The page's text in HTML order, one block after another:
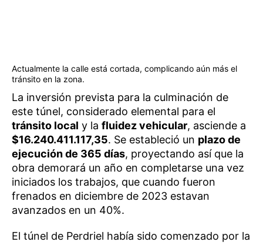
Actualmente la calle está cortada, complicando aún más el
tránsito en la zona.
La inversión prevista para la culminación de
este túnel, considerado elemental para el
tránsito local y la fluidez vehicular, asciende a
$16.240.411.117,35. Se estableció un plazo de
ejecución de 365 días, proyectando así que la
obra demorará un año en completarse una vez
iniciados los trabajos, que cuando fueron
frenados en diciembre de 2023 estavan
avanzados en un 40%.
El túnel de Perdriel había sido comenzado por la